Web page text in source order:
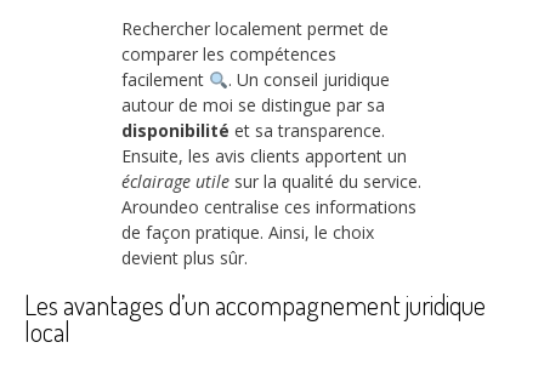
Rechercher localement permet de
comparer les compétences
facilement
. Un conseil juridique
autour de moi se distingue par sa
disponibilité et sa transparence.
Ensuite, les avis clients apportent un
éclairage utile sur la qualité du service.
Aroundeo centralise ces informations
de façon pratique. Ainsi, le choix
devient plus sûr.
Les avantages d’un accompagnement juridique
local